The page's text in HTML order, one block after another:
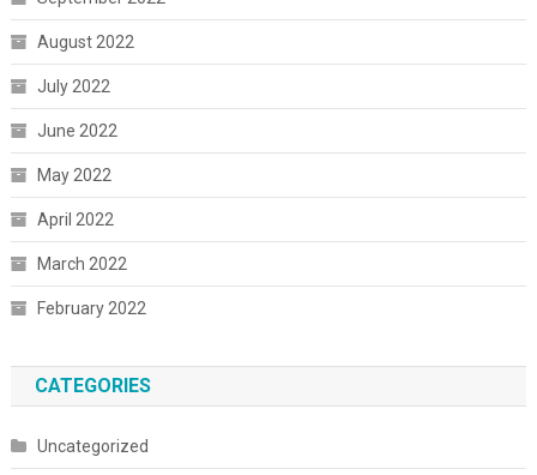
August 2022
July 2022
June 2022
May 2022
April 2022
March 2022
February 2022
CATEGORIES
Uncategorized